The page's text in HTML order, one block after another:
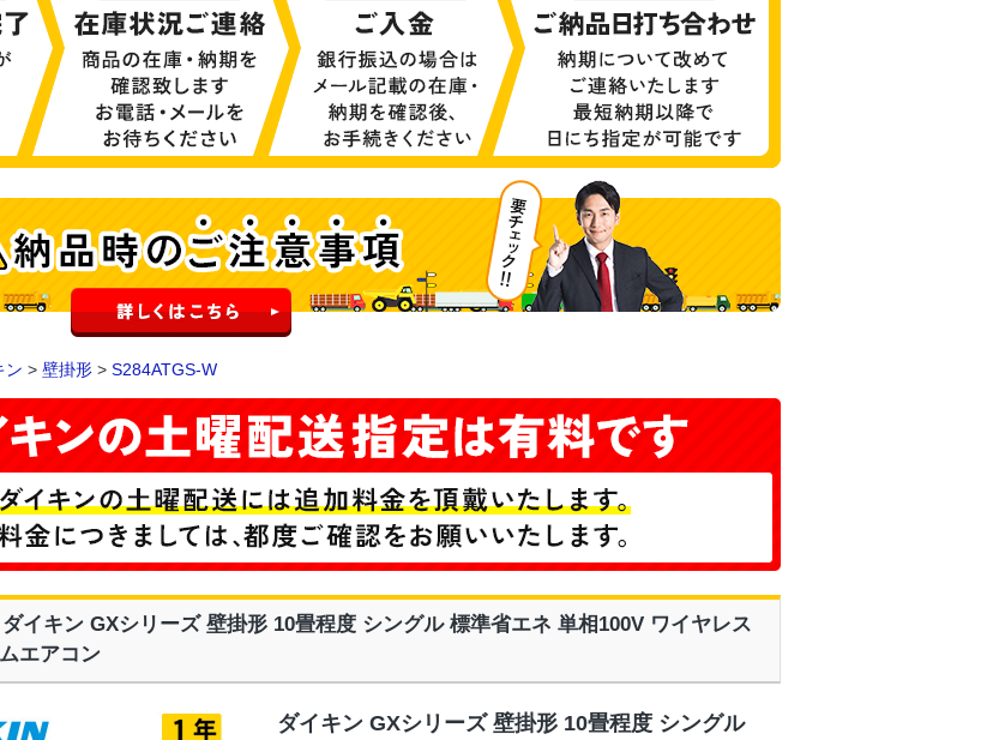
ン > 壁掛形 > S284ATGS-W
イキン GXシリーズ 壁掛形 10畳程度 シングル 標準省エネ 単相100V ワイヤレス
エアコン
ダイキン GXシリーズ 壁掛形 10畳程度 シングル